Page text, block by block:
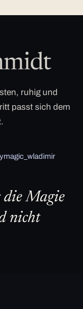
ruhig und
passt sich dem
Magie
nicht